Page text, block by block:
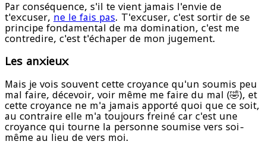
Par conséquence, s'il te vient jamais l'envie de
t'excuser, ne le fais pas . T'excuser, c'est sortir de se
principe fondamental de ma domination, c'est me
contredire, c'est t'échaper de mon jugement.
Les anxieux
Mais je vois souvent cette croyance qu'un soumis peu
mal faire, décevoir, voir même me faire du mal (🤣), et
cette croyance ne m'a jamais apporté quoi que ce soit,
au contraire elle m'a toujours freiné car c'est une
croyance qui tourne la personne soumise vers soi-
même au lieu de vers moi.